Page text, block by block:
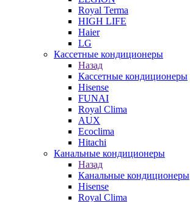
Royal Terma
HIGH LIFE
Haier
LG
Кассетные кондиционеры
Назад
Кассетные кондиционеры
Hisense
FUNAI
Royal Clima
AUX
Ecoclima
Hitachi
Канальные кондиционеры
Назад
Канальные кондиционеры
Hisense
Royal Clima